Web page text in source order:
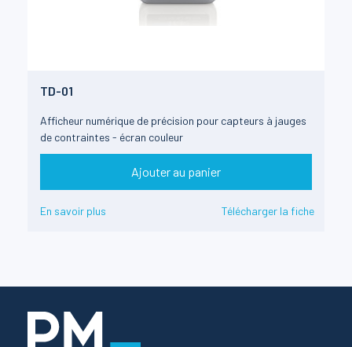
TD-01
Afficheur numérique de précision pour capteurs à jauges
de contraintes - écran couleur
Ajouter au panier
En savoir plus Télécharger la fiche